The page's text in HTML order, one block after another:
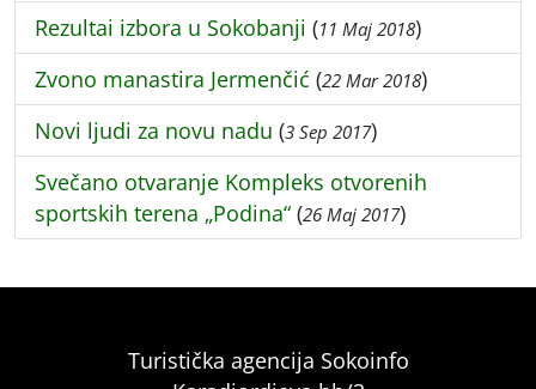
Rezultai izbora u Sokobanji (11 Maj 2018)
Zvono manastira Jermenčić (22 Mar 2018)
Novi ljudi za novu nadu (3 Sep 2017)
Svečano otvaranje Kompleks otvorenih
sportskih terena „Podina“ (26 Maj 2017)
Turistička agencija Sokoinfo